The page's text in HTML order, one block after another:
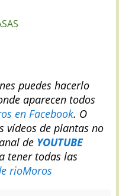
puedes hacerlo
aparecen todos
en Facebook. O
vídeos de plantas no
de YOUTUBE
tener todas las
rioMoros